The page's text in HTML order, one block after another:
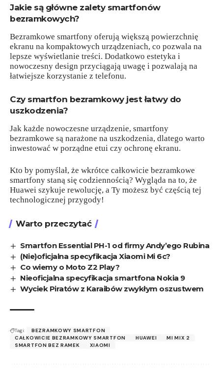
Jakie są główne zalety smartfonów
bezramkowych?
Bezramkowe smartfony oferują większą powierzchnię
ekranu na kompaktowych urządzeniach, co pozwala na
lepsze wyświetlanie treści. Dodatkowo estetyka i
nowoczesny design przyciągają uwagę i pozwalają na
łatwiejsze korzystanie z telefonu.
Czy smartfon bezramkowy jest łatwy do
uszkodzenia?
Jak każde nowoczesne urządzenie, smartfony
bezramkowe są narażone na uszkodzenia, dlatego warto
inwestować w porządne etui czy ochronę ekranu.
Kto by pomyślał, że wkrótce całkowicie bezramkowe
smartfony staną się codziennością? Wygląda na to, że
Huawei szykuje rewolucję, a Ty możesz być częścią tej
technologicznej przygody!
Warto przeczytać
Smartfon Essential PH-1 od firmy Andy’ego Rubina
(Nie)oficjalna specyfikacja Xiaomi Mi 6c?
Co wiemy o Moto Z2 Play?
Nieoficjalna specyfikacja smartfona Nokia 9
Wyciek Piratów z Karaibów zwykłym oszustwem
Tagi:
BEZRAMKOWY SMARTFON
CAŁKOWICIE BEZRAMKOWY SMARTFON
HUAWEI
MI MIX 2
SMARTFON BEZ RAMEK
XIAOMI